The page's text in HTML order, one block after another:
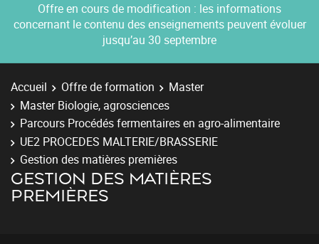
Offre en cours de modification : les informations
concernant le contenu des enseignements peuvent évoluer
jusqu’au 30 septembre
Accueil Offre de formation
Master
Master Biologie, agrosciences
Parcours Procédés fermentaires en agro-alimentaire
UE2 PROCEDES MALTERIE/BRASSERIE
Gestion des matières premières
GESTION DES MATIÈRES
PREMIÈRES